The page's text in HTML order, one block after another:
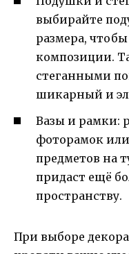
выбирайте
размера,
композиции.
стеганными
шикарный и
Вазы и рамки:
фоторамок
предметов на
придаст ещё
пространству.
При выборе